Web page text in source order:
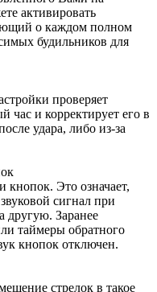
активировать
о каждом полном
будильников для
проверяет
час и корректирует его в
удара, либо из-за
Это означает,
сигнал при
другую. Заранее
таймеры обратного
кнопок отключен.
стрелок в такое